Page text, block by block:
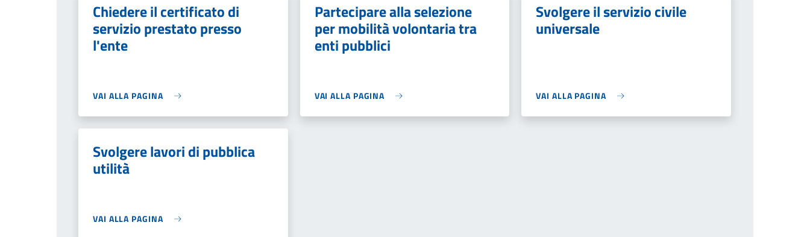
Chiedere il certificato di
servizio prestato presso
l'ente
VAI ALLA PAGINA
Partecipare alla selezione
per mobilità volontaria tra
enti pubblici
VAI ALLA PAGINA
Svolgere il servizio civile
universale
VAI ALLA PAGINA
Svolgere lavori di pubblica
utilità
VAI ALLA PAGINA